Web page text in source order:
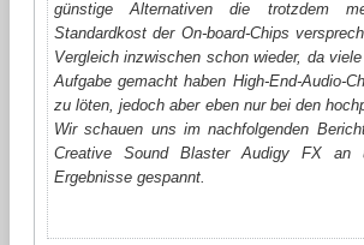
günstige Alternativen die trotzdem
Standardkost der On-board-Chips
Vergleich inzwischen schon wieder, da
Aufgabe gemacht haben High-End-Audio-
zu löten, jedoch aber eben nur bei den
Wir schauen uns im nachfolgenden
Creative Sound Blaster Audigy FX
Ergebnisse gespannt.